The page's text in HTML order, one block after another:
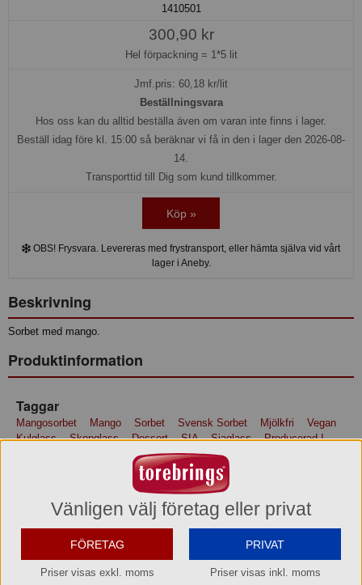
1410501
300,90 kr
Hel förpackning = 1*5 lit
Jmf.pris: 60,18 kr/lit
Beställningsvara
Hos oss kan du alltid beställa även om varan inte finns i lager.
Beställ idag före kl. 15:00 så beräknar vi få in den i lager den 2026-08-
14.
Transporttid till Dig som kund tillkommer.
Köp »
OBS! Frysvara. Levereras med frystransport, eller hämta själva vid vårt
lager i Aneby.
Beskrivning
Sorbet med mango.
Produktinformation
Taggar
Mangosorbet Mango Sorbet Svensk Sorbet Mjölkfri
Vegan
Kulglass
Skopglass Dessert SIA Siaglass
Producerad I
Svensk Glass Från Slöinge
arom, stabiliseringsmedel (xantangummi, pektin, guarkärnmjöl,
växtkoncentrat (gardenia).
Vänligen välj företag eller privat
FÖRETAG
Priser visas exkl. moms
PRIVAT
Priser visas inkl. moms